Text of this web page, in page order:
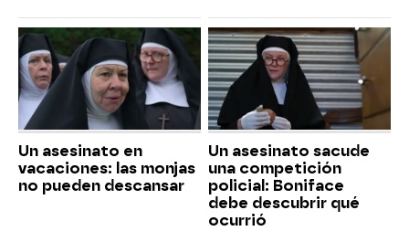
Un asesinato en
vacaciones: las monjas
no pueden descansar
Un asesinato sacude
una competición
policial: Boniface
debe descubrir qué
ocurrió